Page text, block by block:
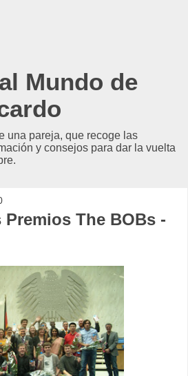
Mundo de
una pareja, que recoge las
y consejos para dar la vuelta
The BOBs -